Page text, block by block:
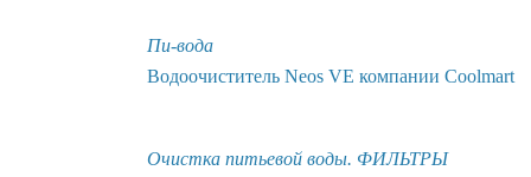
Пи-вода
Водоочиститель Neos VE компании Coolmart
Очистка питьевой воды. ФИЛЬТРЫ